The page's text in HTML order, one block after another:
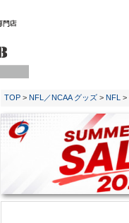
TOP > NFL／NCAA グッズ > NFL >